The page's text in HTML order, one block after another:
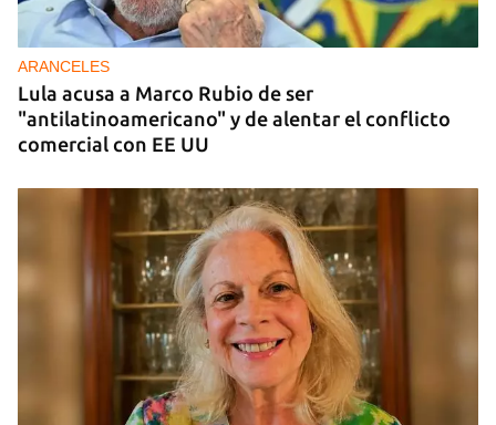
China entrega otros 5.000 sistemas fotovoltaicos
para zonas rurales de Cuba
ARANCELES
Lula acusa a Marco Rubio de ser
"antilatinoamericano" y de alentar el conflicto
comercial con EE UU